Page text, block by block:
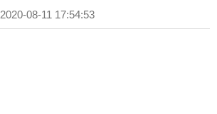
2020-08-11 17:54:53